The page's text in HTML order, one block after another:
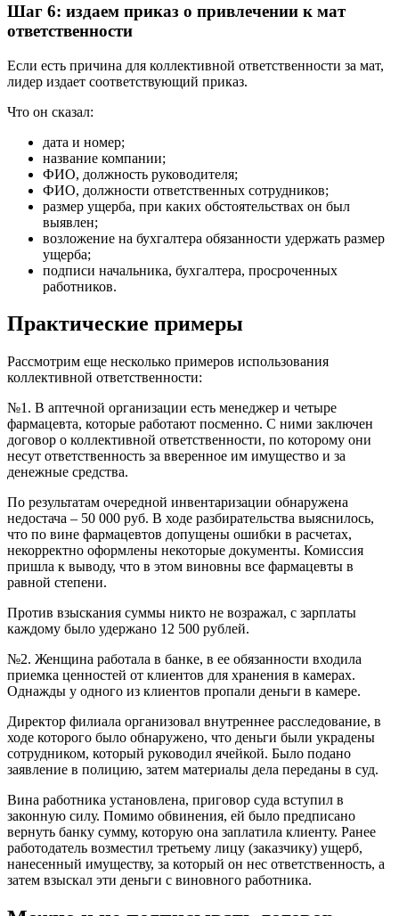
Шаг 6: издаем приказ о привлечении к мат
ответственности
Если есть причина для коллективной ответственности за мат,
лидер издает соответствующий приказ.
Что он сказал:
дата и номер;
название компании;
ФИО, должность руководителя;
ФИО, должности ответственных сотрудников;
размер ущерба, при каких обстоятельствах он был
выявлен;
возложение на бухгалтера обязанности удержать размер
ущерба;
подписи начальника, бухгалтера, просроченных
работников.
Практические примеры
Рассмотрим еще несколько примеров использования
коллективной ответственности:
№1. В аптечной организации есть менеджер и четыре
фармацевта, которые работают посменно. С ними заключен
договор о коллективной ответственности, по которому они
несут ответственность за вверенное им имущество и за
денежные средства.
По результатам очередной инвентаризации обнаружена
недостача – 50 000 руб. В ходе разбирательства выяснилось,
что по вине фармацевтов допущены ошибки в расчетах,
некорректно оформлены некоторые документы. Комиссия
пришла к выводу, что в этом виновны все фармацевты в
равной степени.
Против взыскания суммы никто не возражал, с зарплаты
каждому было удержано 12 500 рублей.
№2. Женщина работала в банке, в ее обязанности входила
приемка ценностей от клиентов для хранения в камерах.
Однажды у одного из клиентов пропали деньги в камере.
Директор филиала организовал внутреннее расследование, в
ходе которого было обнаружено, что деньги были украдены
сотрудником, который руководил ячейкой. Было подано
заявление в полицию, затем материалы дела переданы в суд.
Вина работника установлена, приговор суда вступил в
законную силу. Помимо обвинения, ей было предписано
вернуть банку сумму, которую она заплатила клиенту. Ранее
работодатель возместил третьему лицу (заказчику) ущерб,
нанесенный имуществу, за который он нес ответственность, а
затем взыскал эти деньги с виновного работника.